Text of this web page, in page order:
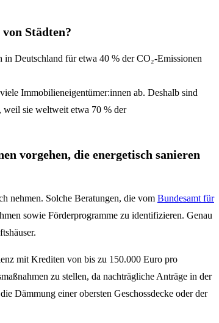
Städten?
Deutschland für etwa 40 % der CO₂-Emissionen
Immobilieneigentümer:innen ab. Deshalb sind
weil sie weltweit etwa 70 % der
vorgehen, die energetisch sanieren
nehmen. Solche Beratungen, die vom Bundesamt für
sowie Förderprogramme zu identifizieren. Genau
mit Krediten von bis zu 150.000 Euro pro
zu stellen, da nachträgliche Anträge in der
Dämmung einer obersten Geschossdecke oder der